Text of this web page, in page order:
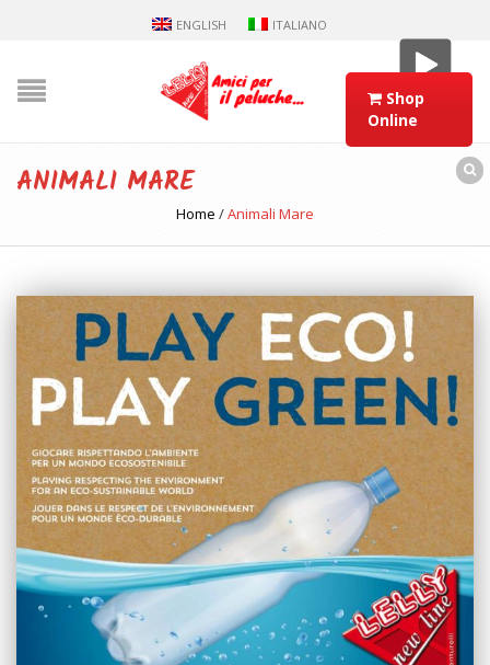
ENGLISH ITALIANO
Shop
Online
ANIMALI MARE
Home /Animali Mare